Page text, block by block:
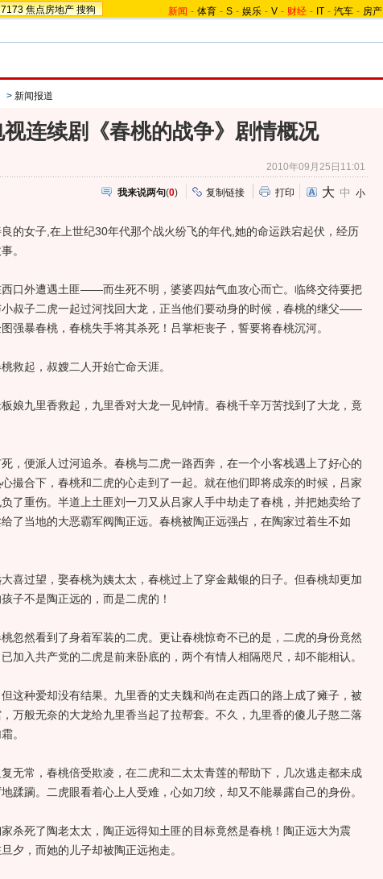
焦点房地产 搜狗 新闻 - 体育 - S - 娱乐 - V - 财经 - IT - 汽车 - 房产
> 新闻报道
连续剧《春桃的战争》剧情概况
2010年09月25日11:01
我来说两句(0) 复制链接 打印 大 中 小
女子,在上世纪30年代那个战火纷飞的年代,她的命运跌宕起伏，经历
。
外遭遇土匪——而生死不明，婆婆四姑气血攻心而亡。临终交待要把
叔子二虎一起过河找回大龙，正当他们要动身的时候，春桃的继父——
强暴春桃，春桃失手将其杀死！吕掌柜丧子，誓要将春桃沉河。
起，叔嫂二人开始亡命天涯。
九里香救起，九里香对大龙一见钟情。春桃千辛万苦找到了大龙，竟
便派人过河追杀。春桃与二虎一路西奔，在一个小客栈遇上了好心的
撮合下，春桃和二虎的心走到了一起。就在他们即将成亲的时候，吕家
了重伤。半道上土匪刘一刀又从吕家人手中劫走了春桃，并把她卖给了
了当地的大恶霸军阀陶正远。春桃被陶正远强占，在陶家过着生不如
过望，娶春桃为姨太太，春桃过上了穿金戴银的日子。但春桃却更加
子不是陶正远的，而是二虎的！
然看到了身着军装的二虎。更让春桃惊奇不已的是，二虎的身份竟然
加入共产党的二虎是前来卧底的，两个有情人相隔咫尺，却不能相认。
种爱却没有结果。九里香的丈夫魏和尚在走西口的路上成了瘫子，被
万般无奈的大龙给九里香当起了拉帮套。不久，九里香的傻儿子憨二落
。
常，春桃倍受欺凌，在二虎和二太太青莲的帮助下，几次逃走都未成
蹂躏。二虎眼看着心上人受难，心如刀绞，却又不能暴露自己的身份。
死了陶老太太，陶正远得知土匪的目标竟然是春桃！陶正远大为震
夕，而她的儿子却被陶正远抱走。